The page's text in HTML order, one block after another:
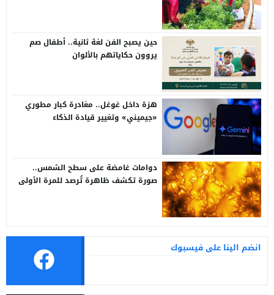
حين يصبح الفن لغة ثانية.. أطفال صم
يروون حكاياتهم بالألوان
هزة داخل غوغل.. مغادرة كبار مطوري
«جيميني» وتغيير قيادة الذكاء
دوامات غامضة على سطح الشمس..
صورة تكشف ظاهرة تُرصد للمرة الأولى
انضم الينا على فيسبوك